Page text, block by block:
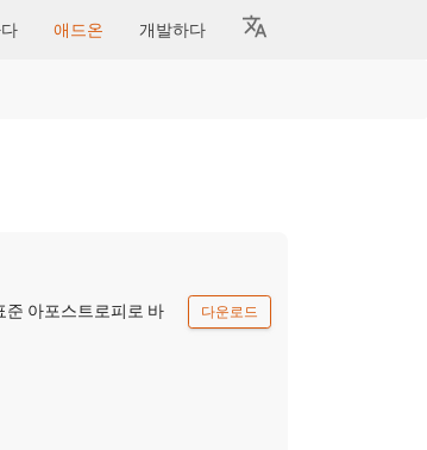
애드온 개발하다
다운로드
준 아포스트로피로 바